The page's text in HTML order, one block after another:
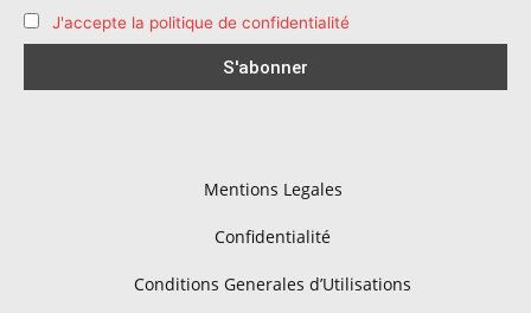
J'accepte la politique de confidentialité
Mentions Legales
Confidentialité
Conditions Generales d’Utilisations